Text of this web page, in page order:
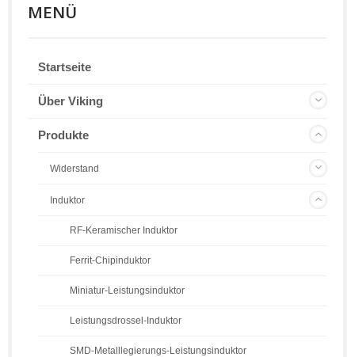
MENÜ
Startseite
Über Viking
Produkte
Widerstand
Induktor
RF-Keramischer Induktor
Ferrit-Chipinduktor
Miniatur-Leistungsinduktor
Leistungsdrossel-Induktor
SMD-Metalllegierungs-Leistungsinduktor